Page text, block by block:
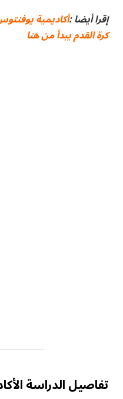
إقرا أيضا :
كرة القدم يبدأ من هنا
تفاصيل الدراسة